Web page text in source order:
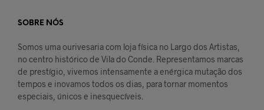
SOBRE NÓS
Somos uma ourivesaria com loja física no Largo dos Artistas,
no centro histórico de Vila do Conde. Representamos marcas
de prestígio, vivemos intensamente a enérgica mutação dos
tempos e inovamos todos os dias, para tornar momentos
especiais, únicos e inesquecíveis.